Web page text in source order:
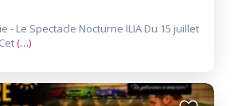
- Le Spectacle Nocturne ILIA Du 15 juillet
(…)